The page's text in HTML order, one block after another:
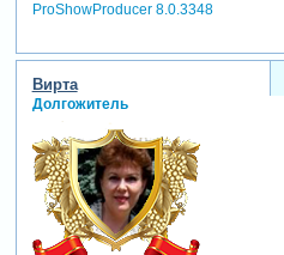
ProShowProducer 8.0.3348
Вирта
Долгожитель